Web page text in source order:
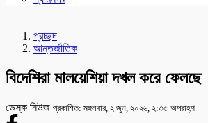
প্রচ্ছদ
আন্তর্জাতিক
বিদেশিরা মালয়েশিয়া দখল করে ফেলছে
ডেস্ক নিউজ প্রকাশিত: মঙ্গলবার, ২ জুন, ২০২৬, ২:৩৫ অপরাহ্ণ